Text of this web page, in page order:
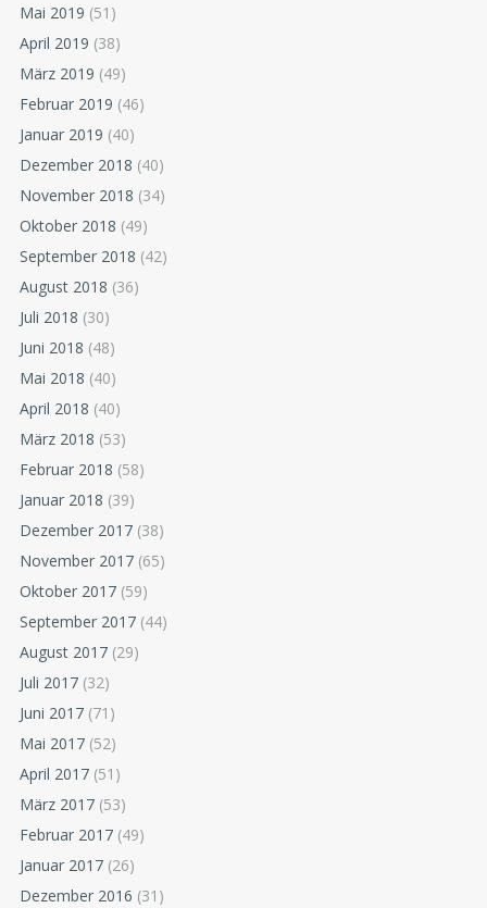
Mai 2019 (51)
April 2019 (38)
März 2019 (49)
Februar 2019 (46)
Januar 2019 (40)
Dezember 2018 (40)
November 2018 (34)
Oktober 2018 (49)
September 2018 (42)
August 2018 (36)
Juli 2018 (30)
Juni 2018 (48)
Mai 2018 (40)
April 2018 (40)
März 2018 (53)
Februar 2018 (58)
Januar 2018 (39)
Dezember 2017 (38)
November 2017 (65)
Oktober 2017 (59)
September 2017 (44)
August 2017 (29)
Juli 2017 (32)
Juni 2017 (71)
Mai 2017 (52)
April 2017 (51)
März 2017 (53)
Februar 2017 (49)
Januar 2017 (26)
Dezember 2016 (31)